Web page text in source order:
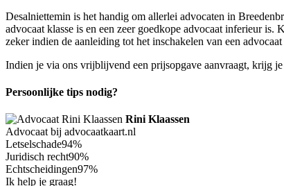
Desalniettemin is het handig om allerlei advocaten in
advocaat klasse is en een zeer goedkope advocaat inferieur
zeker indien de aanleiding tot het inschakelen van een
Indien je via ons vrijblijvend een prijsopgave aanvraagt, krijg
Persoonlijke tips nodig?
Rini Klaassen
Advocaat bij advocaatkaart.nl
Letselschade94%
Juridisch recht90%
Echtscheidingen97%
Ik help je graag!